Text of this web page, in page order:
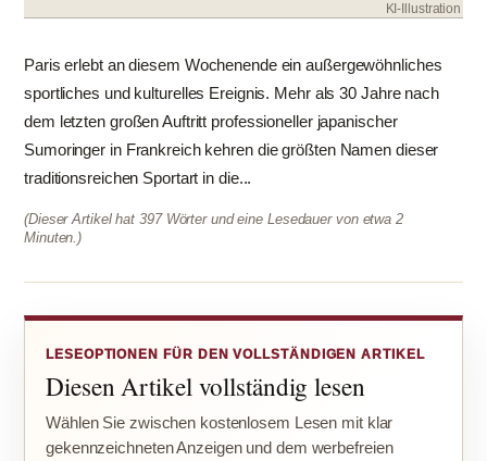
KI-Illustration
Paris erlebt an diesem Wochenende ein außergewöhnliches
sportliches und kulturelles Ereignis. Mehr als 30 Jahre nach
dem letzten großen Auftritt professioneller japanischer
Sumoringer in Frankreich kehren die größten Namen dieser
traditionsreichen Sportart in die...
(Dieser Artikel hat 397 Wörter und eine Lesedauer von etwa 2
Minuten.)
LESEOPTIONEN FÜR DEN VOLLSTÄNDIGEN ARTIKEL
Diesen Artikel vollständig lesen
Wählen Sie zwischen kostenlosem Lesen mit klar
gekennzeichneten Anzeigen und dem werbefreien